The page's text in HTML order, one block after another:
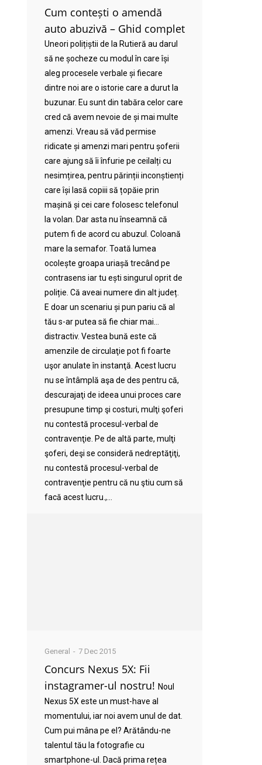
Cum contești o amendă
auto abuzivă – Ghid complet
Uneori polițiștii de la Rutieră au darul
să ne șocheze cu modul în care își
aleg procesele verbale și fiecare
dintre noi are o istorie care a durut la
buzunar. Eu sunt din tabăra celor care
cred că avem nevoie de și mai multe
amenzi. Vreau să văd permise
ridicate și amenzi mari pentru șoferii
care ajung să îi înfurie pe ceilalți cu
nesimțirea, pentru părinții inconștienți
care își lasă copiii să țopăie prin
mașină și cei care folosesc telefonul
la volan. Dar asta nu înseamnă că
putem fi de acord cu abuzul. Coloană
mare la semafor. Toată lumea
ocolește groapa uriașă trecând pe
contrasens iar tu ești singurul oprit de
poliție. Că aveai numere din alt județ.
E doar un scenariu și pun pariu că al
tău s-ar putea să fie chiar mai…
distractiv. Vestea bună este că
amenzile de circulaţie pot fi foarte
uşor anulate în instanţă. Acest lucru
nu se întâmplă aşa de des pentru că,
descurajaţi de ideea unui proces care
presupune timp şi costuri, mulţi şoferi
nu contestă procesul-verbal de
contravenţie. Pe de altă parte, mulţi
şoferi, deşi se consideră nedreptăţiţi,
nu contestă procesul-verbal de
contravenţie pentru că nu ştiu cum să
facă acest lucru.,...
General 7 Dec 2015
Concurs Nexus 5X: Fii
instagramer-ul nostru! Noul
Nexus 5X este un must-have al
momentului, iar noi avem unul de dat.
Cum pui mâna pe el? Arătându-ne
talentul tău la fotografie cu
smartphone-ul. Dacă prima rețea